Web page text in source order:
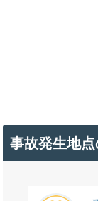
事故発生地